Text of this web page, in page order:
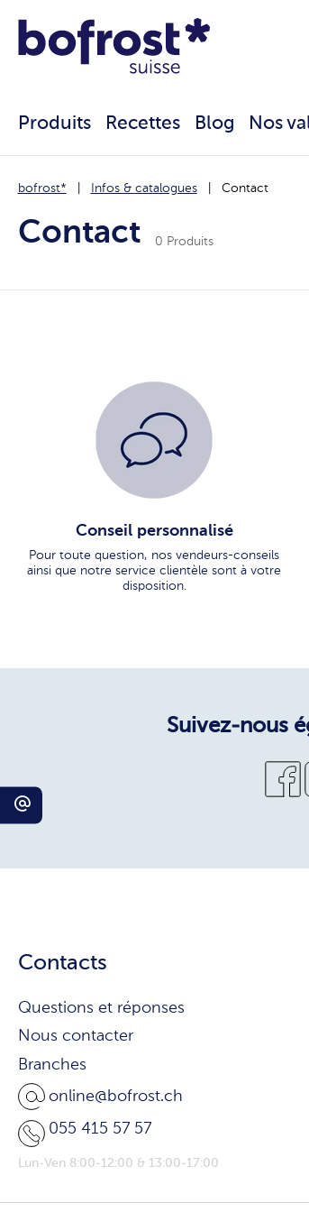
Produits Recettes Blog Nos
bofrost* Infos & catalogues Contact
Contact 0 Produits
Conseil personnalisé
Pour toute question, nos vendeurs-conseils
ainsi que notre service clientèle sont à votre
disposition.
Contacts
Questions et réponses
Nous contacter
Branches
online@bofrost.ch
055 415 57 57
Lun-Ven 8:00-12:00 & 13:00-17:00
Suivez-nous